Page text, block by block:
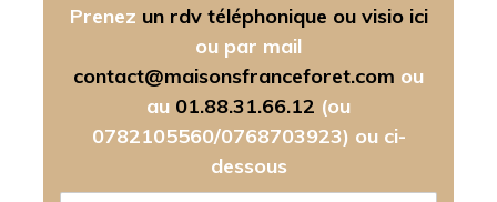
Prenez un rdv téléphonique ou visio ici
ou par mail
contact@maisonsfranceforet.com ou
au 01.88.31.66.12 (ou
0782105560/0768703923) ou ci-
dessous